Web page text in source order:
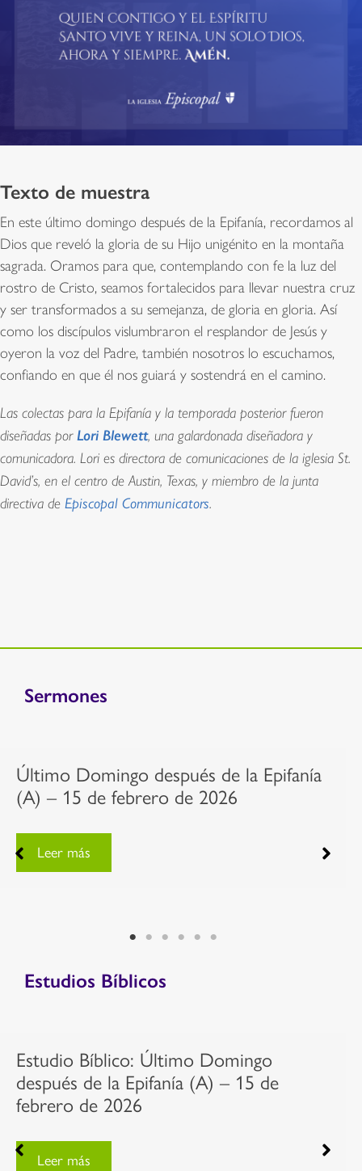
Texto de muestra
En este último domingo después de la Epifanía, recordamos al
Dios que reveló la gloria de su Hijo unigénito en la montaña
sagrada. Oramos para que, contemplando con fe la luz del
rostro de Cristo, seamos fortalecidos para llevar nuestra cruz
y ser transformados a su semejanza, de gloria en gloria. Así
como los discípulos vislumbraron el resplandor de Jesús y
oyeron la voz del Padre, también nosotros lo escuchamos,
confiando en que él nos guiará y sostendrá en el camino.
Las colectas para la Epifanía y la temporada posterior fueron
diseñadas por Lori Blewett, una galardonada diseñadora y
comunicadora. Lori es directora de comunicaciones de la iglesia St.
David’s, en el centro de Austin, Texas, y miembro de la junta
directiva de Episcopal Communicators.
Sermones
Último Domingo después de la Epifanía
(A) – 15 de febrero de 2026
Leer más
Estudios Bíblicos
Estudio Bíblico: Último Domingo
después de la Epifanía (A) – 15 de
febrero de 2026
Leer más